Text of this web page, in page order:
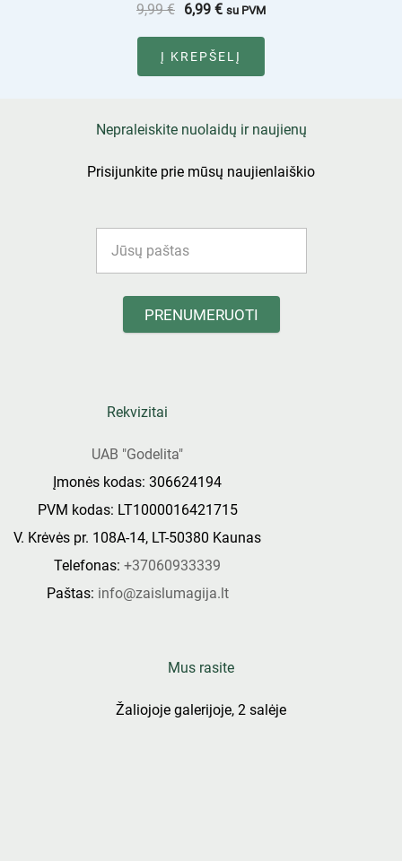
9,99€ 6,99 € su PVM
Į KREPŠELĮ
Nepraleiskite nuolaidų ir naujienų
Prisijunkite prie mūsų naujienlaiškio
PRENUMERUOTI
Rekvizitai
UAB "Godelita"
Įmonės kodas: 306624194
PVM kodas: LT1000016421715
V. Krėvės pr. 108A-14, LT-50380 Kaunas
Telefonas: +37060933339
Paštas: info@zaislumagija.lt
Mus rasite
Žaliojoje galerijoje, 2 salėje